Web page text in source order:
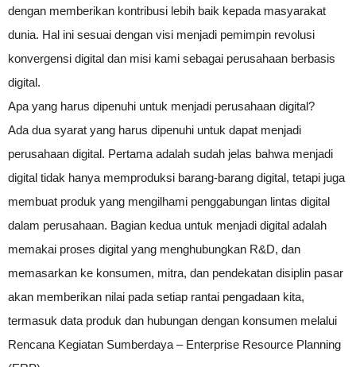
dengan memberikan kontribusi lebih baik kepada masyarakat
dunia. Hal ini sesuai dengan visi menjadi pemimpin revolusi
konvergensi digital dan misi kami sebagai perusahaan berbasis
digital.
Apa yang harus dipenuhi untuk menjadi perusahaan digital?
Ada dua syarat yang harus dipenuhi untuk dapat menjadi
perusahaan digital. Pertama adalah sudah jelas bahwa menjadi
digital tidak hanya memproduksi barang-barang digital, tetapi juga
membuat produk yang mengilhami penggabungan lintas digital
dalam perusahaan. Bagian kedua untuk menjadi digital adalah
memakai proses digital yang menghubungkan R&D, dan
memasarkan ke konsumen, mitra, dan pendekatan disiplin pasar
akan memberikan nilai pada setiap rantai pengadaan kita,
termasuk data produk dan hubungan dengan konsumen melalui
Rencana Kegiatan Sumberdaya – Enterprise Resource Planning